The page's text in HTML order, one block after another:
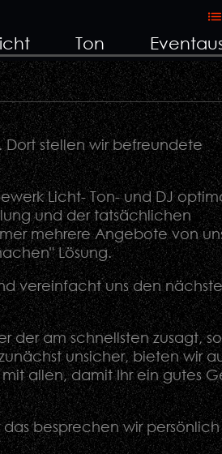
Ton
stellen wir befreundete
Licht- Ton- und DJ
und der tatsächlichen
mehrere Angebote von
Lösung.
vereinfacht uns den
der am schnellsten zusagt,
unsicher, bieten wir
allen, damit Ihr ein gutes
das besprechen wir